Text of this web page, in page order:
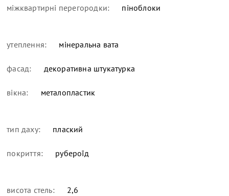
міжквартирні перегородки: піноблоки
утеплення: мінеральна вата
фасад: декоративна штукатурка
вікна: металопластик
тип даху: плаский
покриття: рубероїд
висота стель: 2,6